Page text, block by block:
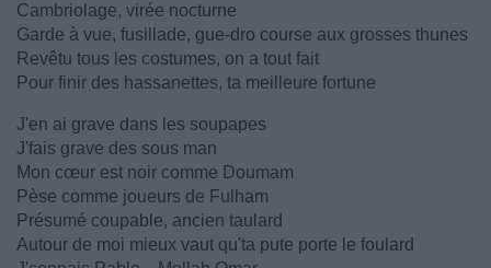
Cambriolage, virée nocturne
Garde à vue, fusillade, gue-dro course aux grosses thunes
Revêtu tous les costumes, on a tout fait
Pour finir des hassanettes, ta meilleure fortune
J'en ai grave dans les soupapes
J'fais grave des sous man
Mon cœur est noir comme Doumam
Pèse comme joueurs de Fulham
Présumé coupable, ancien taulard
Autour de moi mieux vaut qu'ta pute porte le foulard